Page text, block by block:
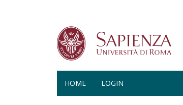
HOME LOGIN